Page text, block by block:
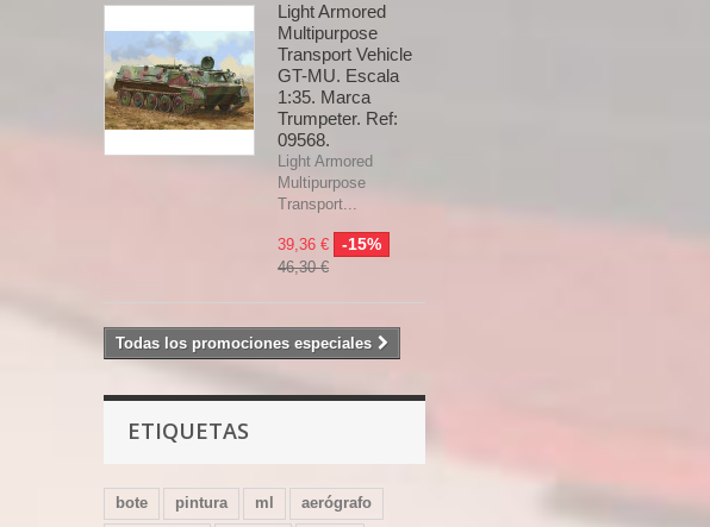
Light Armored
Multipurpose
Transport Vehicle
GT-MU. Escala
1:35. Marca
Trumpeter. Ref:
09568.
Light Armored
Multipurpose
Transport...
39,36 € -15%
46,30 €
Todas los promociones especiales
ETIQUETAS
bote pintura ml aerógrafo